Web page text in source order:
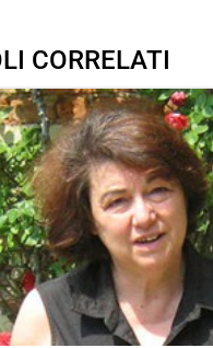
CORRELATI